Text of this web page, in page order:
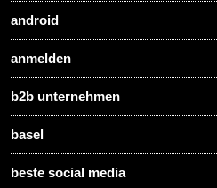
android
anmelden
b2b unternehmen
basel
beste social media